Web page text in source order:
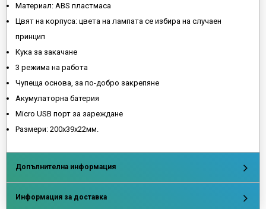
Материал: ABS пластмаса
Цвят на корпуса: цвета на лампата се избира на случаен
принцип
Кука за закачане
3 режима на работа
Чупеща основа, за по-добро закрепяне
Акумулаторна батерия
Micro USB порт за зареждане
Размери: 200х39х22мм.
Допълнителна информация
Информация за доставка